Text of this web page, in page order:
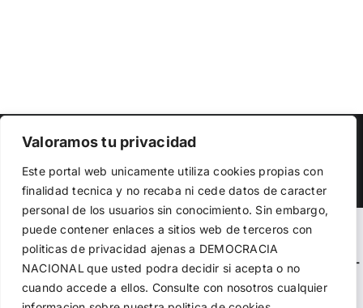
Valoramos tu privacidad
Este portal web unicamente utiliza cookies propias con
finalidad tecnica y no recaba ni cede datos de caracter
personal de los usuarios sin conocimiento. Sin embargo,
puede contener enlaces a sitios web de terceros con
politicas de privacidad ajenas a DEMOCRACIA
NACIONAL que usted podra decidir si acepta o no
cuando accede a ellos. Consulte con nosotros cualquier
Copyright 2023 | Democracia Nacional
Facebook
TwitterInstagram
Warning
: Undefined variable $visibility_homepage in
/home/demopwcr/public_html/wp-content/plugins/kn-
mobile-sharebar/kn_mobile_sharebar.php on line71
el funcionamiento de la web, medir su uso y mejorar
nuestros servicios. Puede aceptar todas las cookies,
rechazar las no necesarias o configurar sus preferencias.
Política de cookies
Aceptar todo